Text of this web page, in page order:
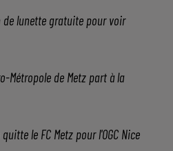
lunette gratuite pour voir
Métropole de Metz part à la
le FC Metz pour l'OGC Nice